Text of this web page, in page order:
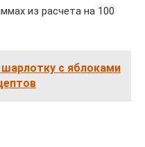
из расчета на 100
с яблоками